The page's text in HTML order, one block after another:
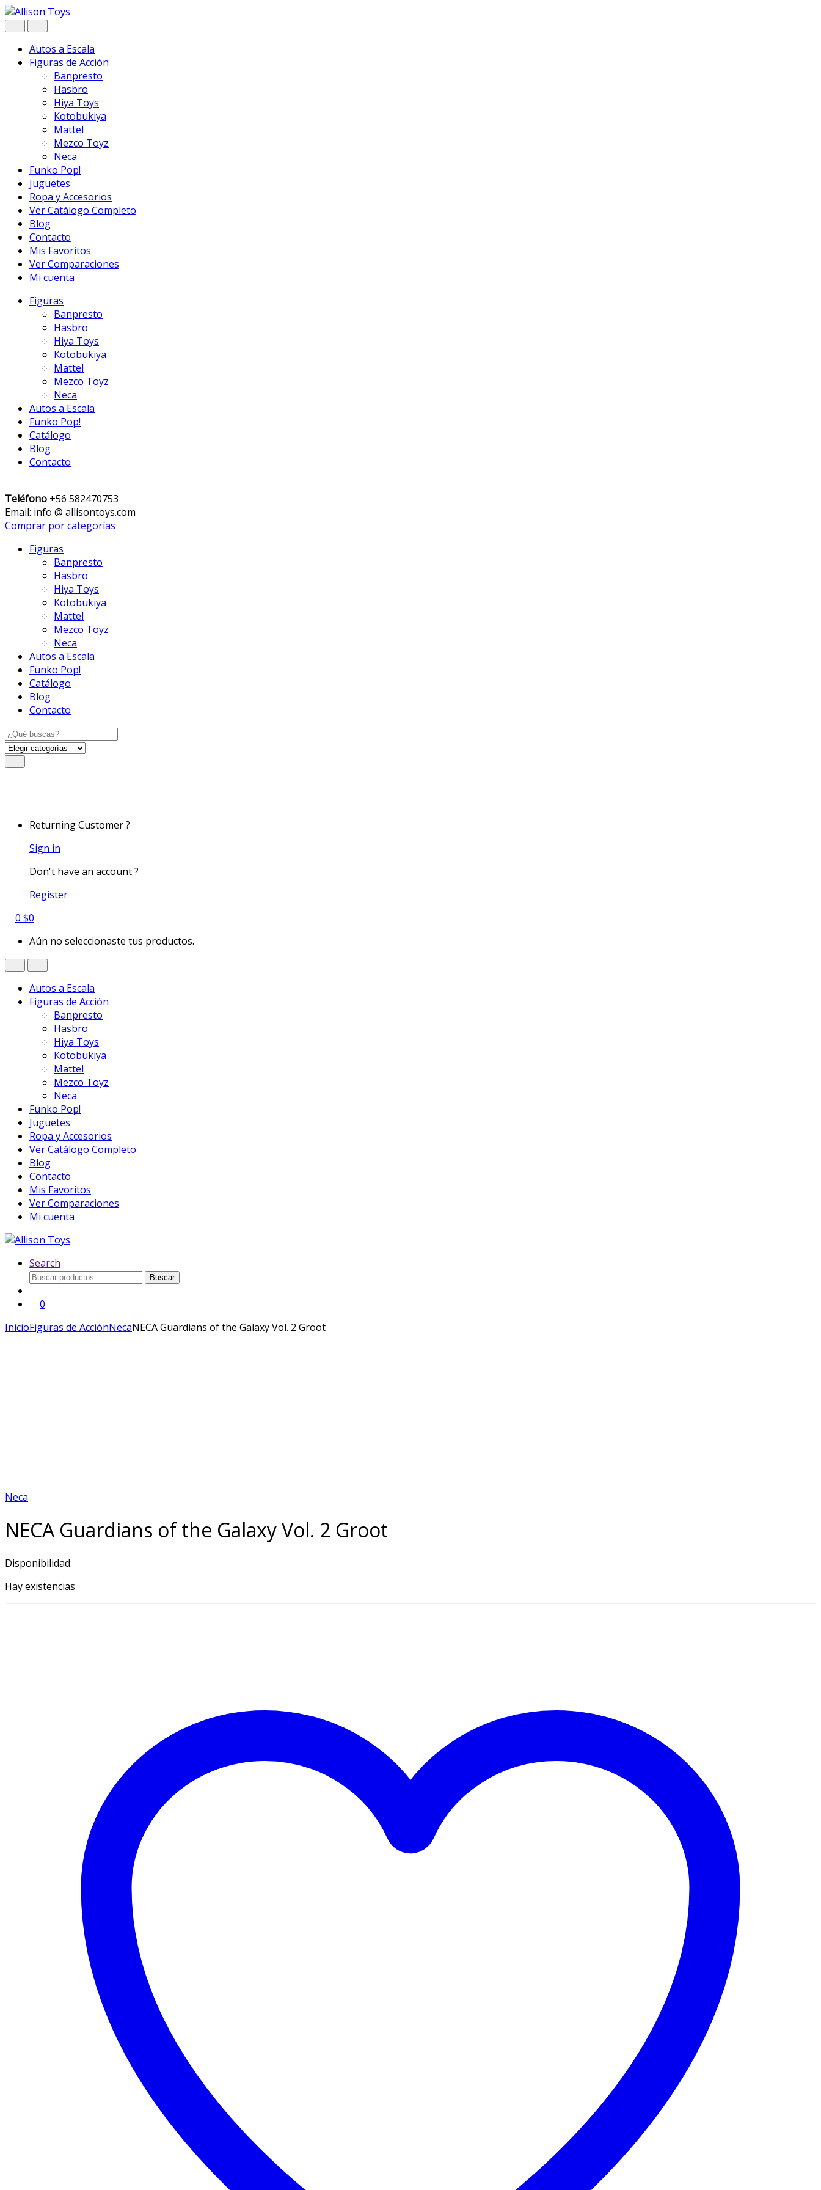
Navegar
Ir
al
Autos a Escala
Figuras de Acción
Banpresto
Hasbro
Hiya Toys
Kotobukiya
Mattel
Mezco Toyz
Neca
Funko Pop!
Juguetes
Ropa y Accesorios
Ver Catálogo Completo
Blog
Contacto
Mis Favoritos
Ver Comparaciones
Mi cuenta
Figuras
Banpresto
Hasbro
Hiya Toys
Kotobukiya
Mattel
Mezco Toyz
Neca
Autos a Escala
Funko Pop!
Catálogo
Blog
Contacto
Teléfono +56 582470753
Email: info @ allisontoys.com
Comprar por categorías
Figuras
Banpresto
Hasbro
Hiya Toys
Kotobukiya
Mattel
Mezco Toyz
Neca
Autos a Escala
Funko Pop!
Catálogo
Blog
Contacto
Search
for:
Returning Customer ?
Sign in
Don't have an account ?
Register
0 $0
Aún no seleccionaste tus productos.
Autos a Escala
Figuras de Acción
Banpresto
Hasbro
Hiya Toys
Kotobukiya
Mattel
Mezco Toyz
Neca
Funko Pop!
Juguetes
Ropa y Accesorios
Ver Catálogo Completo
Blog
Contacto
Mis Favoritos
Ver Comparaciones
Mi cuenta
Search
Buscar
Buscar
0
InicioFiguras de AcciónNecaNECA Guardians of the Galaxy Vol. 2 Groot
Neca
NECA Guardians of the Galaxy Vol. 2 Groot
Disponibilidad:
Hay existencias